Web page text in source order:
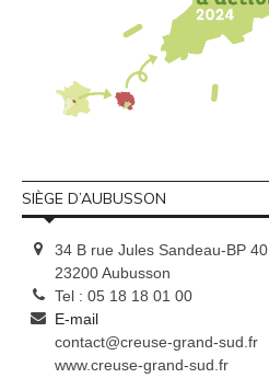
SIÈGE D’AUBUSSON
34 B rue Jules Sandeau-BP 40
23200 Aubusson
Tel : 05 18 18 01 00
E-mail
contact@creuse-grand-sud.fr
www.creuse-grand-sud.fr